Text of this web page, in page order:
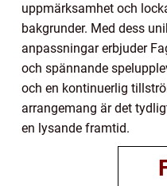
uppmärksamhet och
bakgrunder. Med dess
anpassningar erbjuder
och spännande
och en kontinuerlig
arrangemang är det
en lysande framtid.